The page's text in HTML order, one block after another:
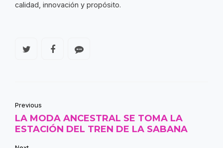
calidad, innovación y propósito.
Previous
LA MODA ANCESTRAL SE TOMA LA
ESTACIÓN DEL TREN DE LA SABANA